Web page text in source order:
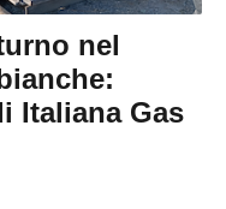
nel
Italiana Gas